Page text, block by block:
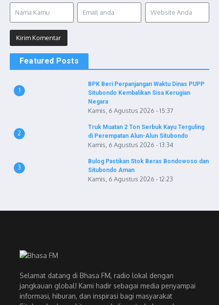
Featured Posts
1
BPK Beri Perpanjangan Waktu Dinas PUPP
Situbondo Kembalikan Sisa Kerugian
Negara
Kamis, 6 Agustus 2026 - 15:37
2
Truk Muatan 2 Ton Serbuk Kayu Terguling
di Perempatan Alun-Alun Situbondo
Kamis, 6 Agustus 2026 - 13:34
3
Bulog Pastikan Stok Beras Bondowoso dan
Situbondo Aman
Kamis, 6 Agustus 2026 - 12:23
Selamat datang di Bhasa FM, radio lokal dengan
jangkauan global! Kami hadir sebagai media penyampai
informasi, hiburan, dan inspirasi bagi masyarakat